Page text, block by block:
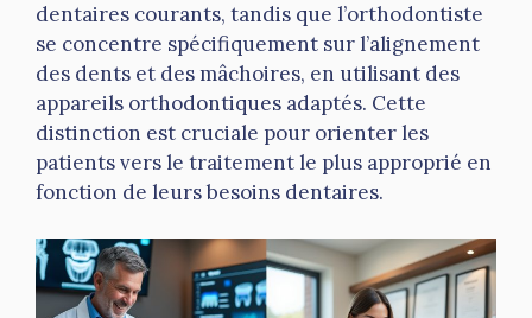
dentaires courants, tandis que l’orthodontiste
se concentre spécifiquement sur l’alignement
des dents et des mâchoires, en utilisant des
appareils orthodontiques adaptés. Cette
distinction est cruciale pour orienter les
patients vers le traitement le plus approprié en
fonction de leurs besoins dentaires.